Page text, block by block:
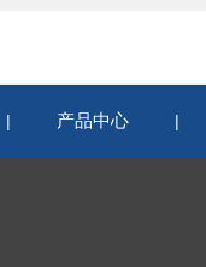
| 产品中心 |